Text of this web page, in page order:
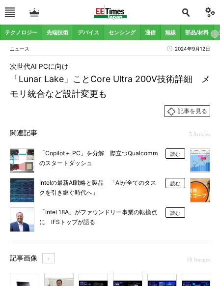
テクノロジー 先端技術 デバイス センシング 通信 無線 部品/材料
ニュース 2024年9月12日
「Lunar Lake」ことCore Ultra 200V技術詳細 メ
モリ統合など設計変更も
次世代AI PCに向け
記事を見る
関連記事 5 Articles
「Copilot＋ PC」を分解 際立つQualcomm
のスタートダッシュ
読む
Intelの最新AI戦略と製品 「AIが全てのタス
クを引き継ぐ時代へ」
読む
「Intel 18A」がファウンドリー事業の転換点
に IFSトップが語る
読む
記事画像 ＋ 10 Images